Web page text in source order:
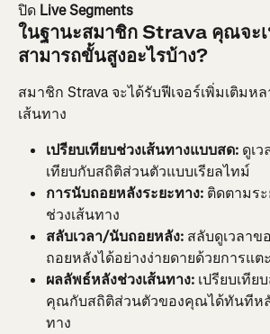
ปิด Live Segments
ในฐานะสมาชิก Strava คุณจะ
สามารถขั้นสูงอะไรบ้าง?
สมาชิก Strava จะได้รับฟีเจอร์เพิ่มเติมห
เส้นทาง
เปรียบเทียบช่วงเส้นทางแบบสด: ดูเ
เทียบกับสถิติส่วนตัวแบบเรียลไทม์
การนับถอยหลังระยะทาง: ติดตามร
ช่วงเส้นทาง
สลับเวลา/นับถอยหลัง: สลับดูเวลา
ถอยหลังได้อย่างง่ายดายด้วยการแตะ
ผลลัพธ์หลังช่วงเส้นทาง: เปรียบเที
คุณกับสถิติส่วนตัวของคุณได้ทันทีหลั
ทาง